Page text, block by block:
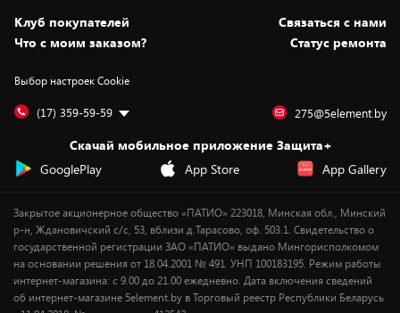
Статьи и обзоры
Вакансии
Дай пять добру!
Безналичный расчёт
Обмен и возврат товара
Обработка персональных данных
Подарочные карты
Установка техники
Для игровых консолей
Для мобильных устройств
Для компьютеров
Сервисные центры
Скидки и промокоды
Белорусские товары
Бонусы
Оплата частями
Уценка
Клуб покупателей
Cвязаться с нами
Что с моим заказом?
Статус ремонта
Выбор настроек Cookie
(17) 359-59-59 275@5element.by
Скачай мобильное приложение Защита+
GooglePlay
App Store App Gallery
Закрытое акционерное общество «ПАТИО» 223018, Минская обл., Минский
р-н, Ждановичский с/с, 53, вблизи д.Тарасово, оф. 503.1. Свидетельство о
государственной регистрации ЗАО «ПАТИО» выдано Мингорисполкомом
на основании решения от 18.04.2001 № 491. УНП 100183195. Режим работы
интернет-магазина: с 9.00 до 21.00 ежедневно. Дата включения сведений
об интернет-магазине 5element.by в Торговый реестр Республики Беларусь